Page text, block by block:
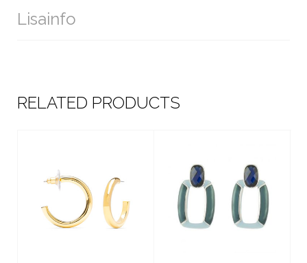
Lisainfo
RELATED PRODUCTS